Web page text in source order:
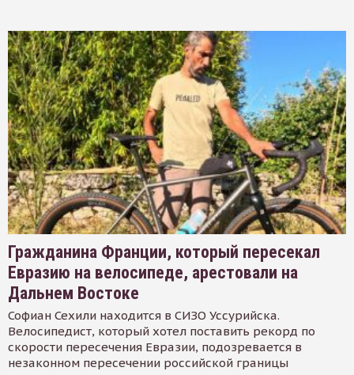
Гражданина Франции, который пересекал
Евразию на велосипеде, арестовали на
Дальнем Востоке
Софиан Сехили находится в СИЗО Уссурийска.
Велосипедист, который хотел поставить рекорд по
скорости пересечения Евразии, подозревается в
незаконном пересечении российской границы